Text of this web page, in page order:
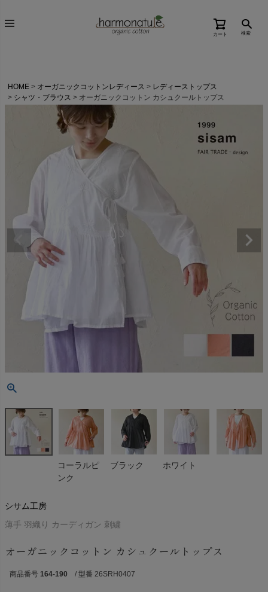
カート 検索
HOME オーガニックコットンレディース
レディーストップス
シャツ・ブラウス
オーガニックコットン カシュクールトップス
コーラルピ
ンク
ブラック ホワイト
シサム工房
薄手 羽織り カーディガン 刺繍
オーガニックコットン カシュクールトップス
商品番号 164-190 / 型番 26SRH0407